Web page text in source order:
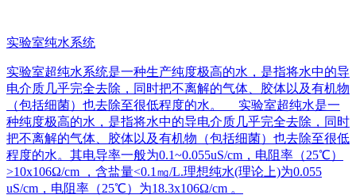
实验室纯水系统
实验室超纯水系统是一种生产纯度极高的水，是指将水中的导
电介质几乎完全去除，同时把不离解的气体、胶体以及有机物
（包括细菌）也去除至很低程度的水。 实验室超纯水是一
种纯度极高的水，是指将水中的导电介质几乎完全去除，同时
把不离解的气体、胶体以及有机物（包括细菌）也去除至很低
程度的水。其电导率一般为0.1~0.055uS/cm，电阻率（25℃）
>10x106Ω/cm ，含盐量<0.1㎎/L.理想纯水(理论上)为0.055
uS/cm，电阻率（25℃）为18.3x106Ω/cm 。